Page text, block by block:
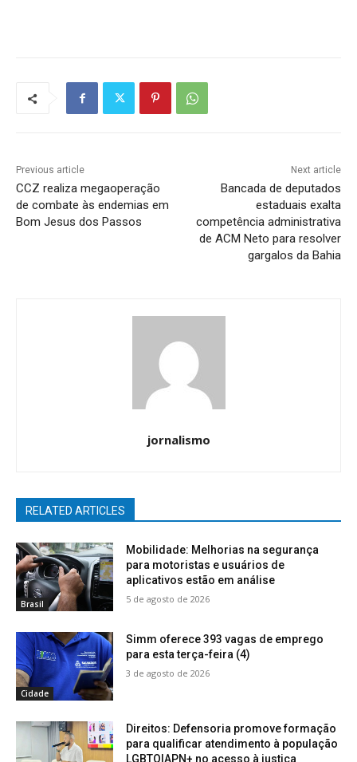
Previous article
CCZ realiza megaoperação
de combate às endemias em
Bom Jesus dos Passos
Next article
Bancada de deputados
estaduais exalta
competência administrativa
de ACM Neto para resolver
gargalos da Bahia
jornalismo
RELATED ARTICLES
Brasil
Mobilidade: Melhorias na segurança
para motoristas e usuários de
aplicativos estão em análise
5 de agosto de 2026
Cidade
Simm oferece 393 vagas de emprego
para esta terça-feira (4)
3 de agosto de 2026
Direitos: Defensoria promove formação
para qualificar atendimento à população
LGBTQIAPN+ no acesso à justiça